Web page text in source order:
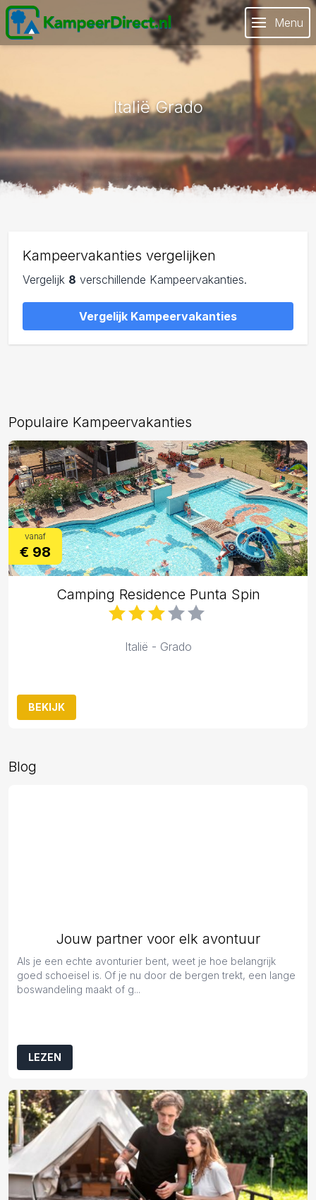
Menu
Italië Grado
Kampeervakanties vergelijken
Vergelijk 8 verschillende Kampeervakanties.
Vergelijk Kampeervakanties
Populaire Kampeervakanties
vanaf
€ 98
Camping Residence Punta Spin
Italië - Grado
BEKIJK
Blog
Jouw partner voor elk avontuur
Als je een echte avonturier bent, weet je hoe belangrijk
goed schoeisel is. Of je nu door de bergen trekt, een lange
boswandeling maakt of g...
LEZEN